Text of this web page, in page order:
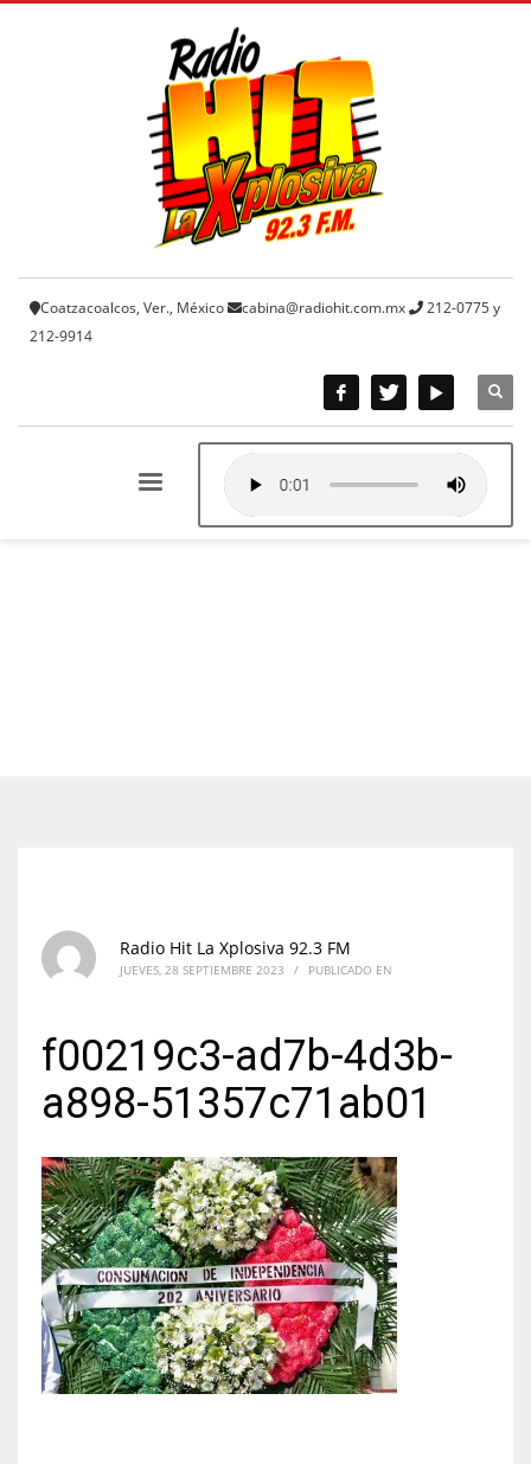
Coatzacoalcos, Ver., México cabina@radiohit.com.mx
212-0775 y
212-9914
Radio Hit La Xplosiva 92.3 FM
JUEVES, 28 SEPTIEMBRE 2023 / PUBLICADO EN
f00219c3-ad7b-4d3b-
a898-51357c71ab01